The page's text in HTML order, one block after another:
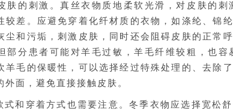
肤的刺激。真丝衣物质地柔软光滑，对皮肤的
较差。应避免穿着化纤材质的衣物，如涤纶、锦
尘和污垢，刺激皮肤，同时还会阻碍皮肤的正常
部分患者可能对羊毛过敏，羊毛纤维较粗，也
羊毛的保暖性，可以选择经过特殊处理的、去除
外面，避免直接接触皮肤。
式和穿着方式也需要注意。冬季衣物应选择宽松